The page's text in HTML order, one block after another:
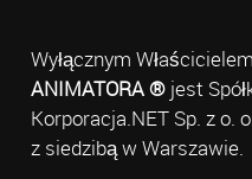
Wyłącznym
ANIMATORA ®jest
Korporacja.NET Sp. z o.
z siedzibą w Warszawie.